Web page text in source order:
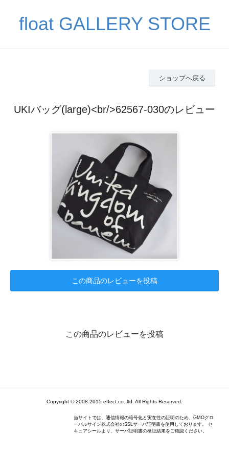
float GALLERY STORE
ショップへ戻る
UKIバッグ(large)<br/>62567-030のレビュー
この商品のレビューを投稿
この商品のレビューを投稿
Copyright © 2008-2015 effect.co.,ltd. All Rights Reserved.
当サイトでは、通信情報の暗号化と実在性の証明のため、GMOグロ
ーバルサイン株式会社のSSLサーバ証明書を使用しております。 セ
キュアシールより、サーバ証明書の検証結果をご確認ください。